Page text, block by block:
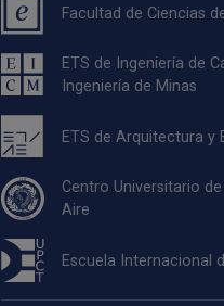
Facultad de Ciencias
ETS de Ingeniería de
Ingeniería de Minas
ETS de Arquitectura y
Centro Universitario
Aire
Escuela Internacional